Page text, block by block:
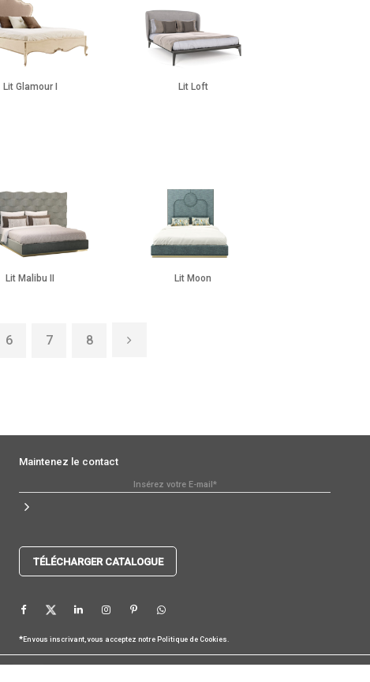
Lit Glamour I Lit Loft
Lit Malibu II Lit Moon
6 7 8
Maintenez le contact
TÉLÉCHARGER CATALOGUE
* En vous inscrivant, vous acceptez notre Politique de Cookies.